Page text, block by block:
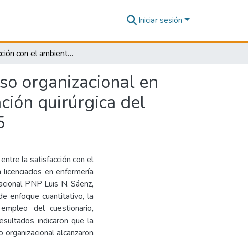
Iniciar sesión
Satisfacción con el ambiente laboral y compromiso organizacional en licenciados en enfermería del área de hospitalización quirúrgica del Hospital Nacional PNP Luis N. Sáenz, Lima, 2025
organizacional en
quirúrgica del
la satisfacción con el
en enfermería
PNP Luis N. Sáenz,
enfoque cuantitativo, la
del cuestionario,
indicaron que la
alcanzaron